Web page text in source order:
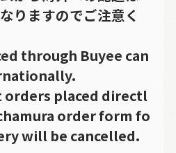
りますのでご注意く
through Buyee can
orders placed directl
order form fo
will be cancelled.